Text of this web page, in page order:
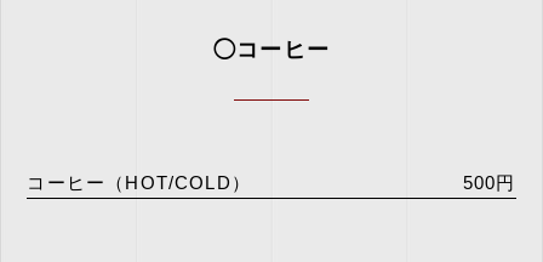
◯コーヒー
コーヒー（HOT/COLD） 500円